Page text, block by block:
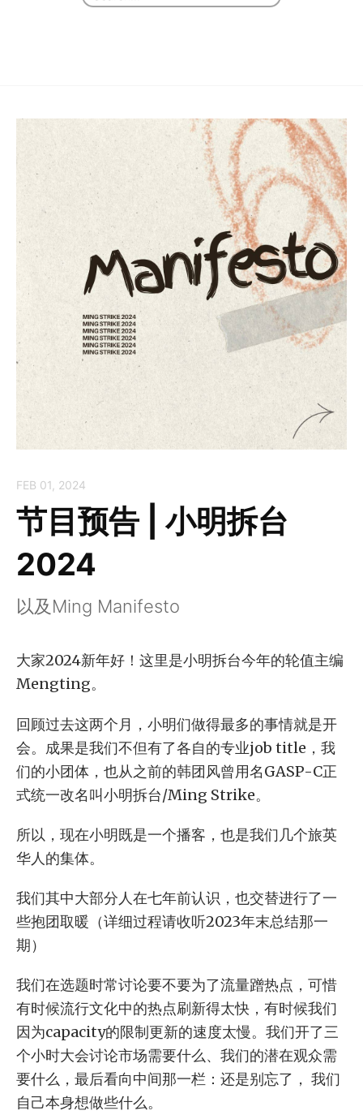
FEB 01, 2024
节目预告 | 小明拆台
2024
以及Ming Manifesto
大家2024新年好！这里是小明拆台今年的轮值主编
Mengting。
回顾过去这两个月，小明们做得最多的事情就是开
会。成果是我们不但有了各自的专业job title，我
们的小团体，也从之前的韩团风曾用名GASP-C正
式统一改名叫小明拆台/Ming Strike。
所以，现在小明既是一个播客，也是我们几个旅英
华人的集体。
我们其中大部分人在七年前认识，也交替进行了一
些抱团取暖（详细过程请收听2023年末总结那一
期）
我们在选题时常讨论要不要为了流量蹭热点，可惜
有时候流行文化中的热点刷新得太快，有时候我们
因为capacity的限制更新的速度太慢。我们开了三
个小时大会讨论市场需要什么、我们的潜在观众需
要什么，最后看向中间那一栏：还是别忘了， 我们
自己本身想做些什么。